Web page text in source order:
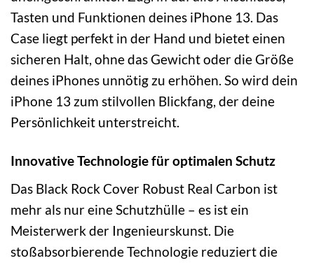
Tasten und Funktionen deines iPhone 13. Das
Case liegt perfekt in der Hand und bietet einen
sicheren Halt, ohne das Gewicht oder die Größe
deines iPhones unnötig zu erhöhen. So wird dein
iPhone 13 zum stilvollen Blickfang, der deine
Persönlichkeit unterstreicht.
Innovative Technologie für optimalen Schutz
Das Black Rock Cover Robust Real Carbon ist
mehr als nur eine Schutzhülle – es ist ein
Meisterwerk der Ingenieurskunst. Die
stoßabsorbierende Technologie reduziert die